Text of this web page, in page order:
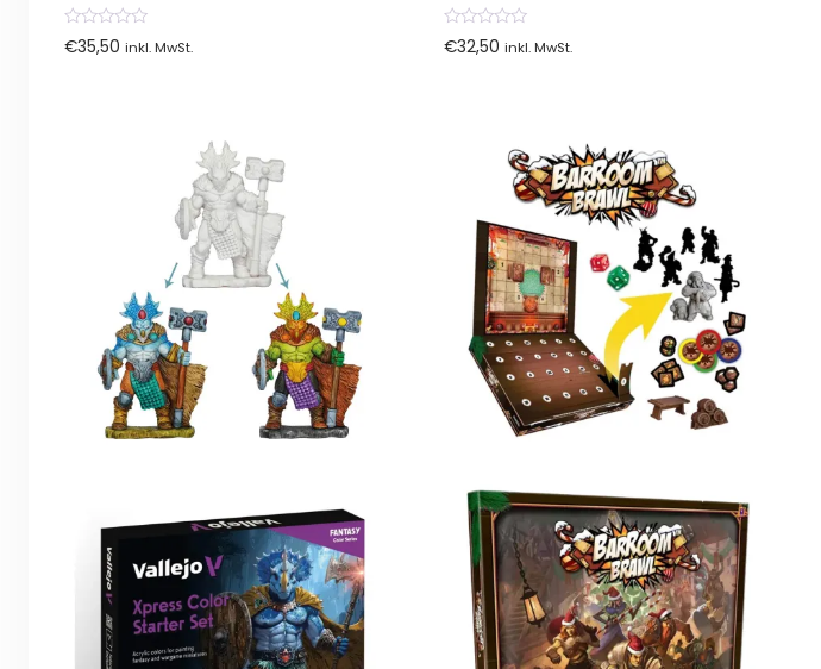
0
von
€35,50 inkl. MwSt.
0
von
€32,50 inkl. MwSt.